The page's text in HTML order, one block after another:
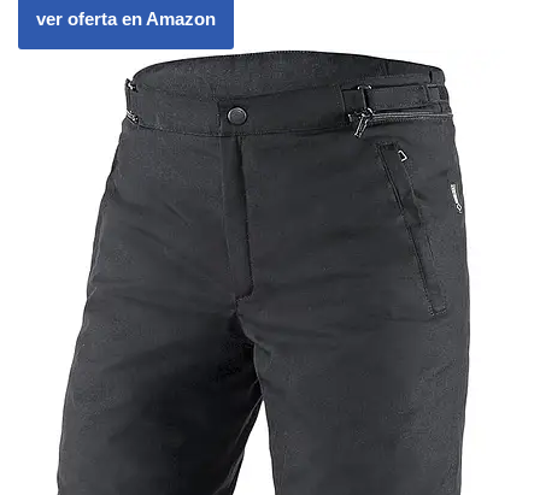
ver oferta en Amazon